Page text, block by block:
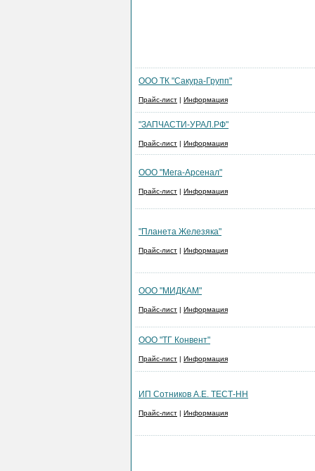
ООО ТК "Сакура-Групп"
Прайс-лист | Информация
"ЗАПЧАСТИ-УРАЛ.РФ"
Прайс-лист | Информация
ООО "Мега-Арсенал"
Прайс-лист | Информация
"Планета Железяка"
Прайс-лист | Информация
ООО "МИДКАМ"
Прайс-лист | Информация
ООО "ТГ Конвент"
Прайс-лист | Информация
ИП Сотников А.Е. ТЕСТ-НН
Прайс-лист | Информация